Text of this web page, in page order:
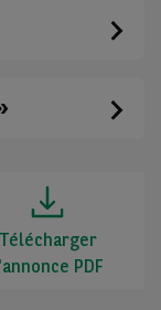
Télécharger
PDF